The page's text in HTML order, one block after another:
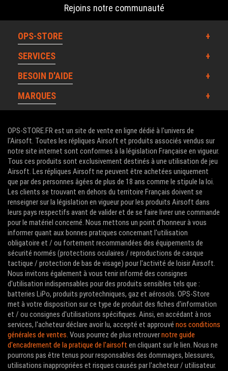
Rejoins notre communauté
OPS-STORE
SERVICES
BESOIN D'AIDE
MARQUES
OPS-STORE.FR est un site de vente en ligne dédié à l'univers de
l'Airsoft. Toutes les répliques Airsoft et produits associés vendus sur
notre site internet sont conformes à la législation Française en vigueur.
Tous ces produits sont exclusivement destinés à une utilisation de jeu
Airsoft. Les répliques Airsoft ne peuvent être achetées uniquement
que par des personnes âgées de plus de 18 ans comme le stipule la loi.
Les clients se trouvant en dehors du territoire Français doivent se
renseigner sur la législation en vigueur pour les produits Airsoft dans
leurs pays respectifs avant de valider et de se faire livrer une commande
pour le matériel concerné. Nous mettons un point d'honneur à vous
informer quant aux bonnes pratiques concernant l'utilisation
obligatoire et / ou fortement recommandées des équipements de
sécurité normés (protections oculaires / reproductions de casque
tactique / protection de bas de visage) pour l'activité de loisir Airsoft.
Nous invitons également à vous tenir informé des consignes
d'utilisation indispensables pour des produits sensibles tels que :
batteries LiPo, produits pyrotechniques, gaz et aérosols. OPS-Store
met à votre disposition sur ce type de produit des fiches d'information
et / ou consignes d'utilisations spécifiques. Ainsi, en accédant à nos
services, l'acheteur déclare avoir lu, accepté et approuvé nos conditions
générales de ventes. Vous pourrez de plus retrouvernotre guide
d'encadrement de la pratique de l'airsoft en cliquant sur le lien. Nous ne
pourrons pas être tenus pour responsables des dommages, blessures,
utilisations inappropriées et risques causés par l'acheteur / utilisateur.